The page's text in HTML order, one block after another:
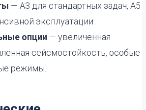
— А3 для стандартных задач, А5
эксплуатации.
опции — увеличенная
сейсмостойкость, особые
режимы.